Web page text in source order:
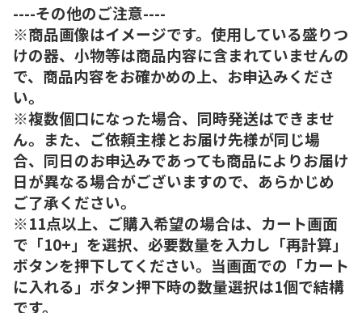
----その他のご注意----
※商品画像はイメージです。使用している盛りつ
けの器、小物等は商品内容に含まれていませんの
で、商品内容をお確かめの上、お申込みくださ
い。
※複数個口になった場合、同時発送はできませ
ん。また、ご依頼主様とお届け先様が同じ場
合、同日のお申込みであっても商品によりお届け
日が異なる場合がございますので、あらかじめ
ご了承ください。
※11点以上、ご購入希望の場合は、カート画面
で「10+」を選択、必要数量を入力し「再計算」
ボタンを押下してください。当画面での「カート
に入れる」ボタン押下時の数量選択は1個で結構
です。